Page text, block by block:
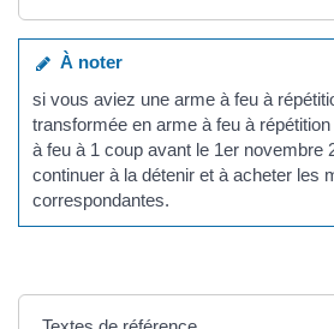
À noter
si vous aviez une arme à feu à
transformée en arme à feu à
à feu à 1 coup avant le 1er novembre
continuer à la détenir et à acheter les
correspondantes.